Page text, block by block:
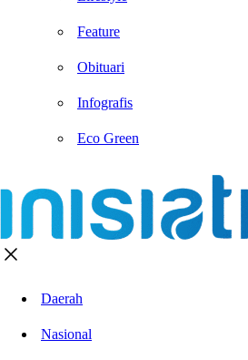
Feature
Obituari
Infografis
Eco Green
Daerah
Nasional